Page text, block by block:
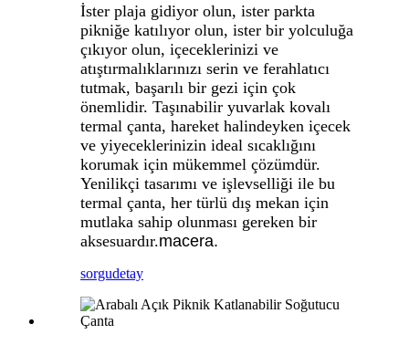
İster plaja gidiyor olun, ister parkta
pikniğe katılıyor olun, ister bir yolculuğa
çıkıyor olun, içeceklerinizi ve
atıştırmalıklarınızı serin ve ferahlatıcı
tutmak, başarılı bir gezi için çok
önemlidir. Taşınabilir yuvarlak kovalı
termal çanta, hareket halindeyken içecek
ve yiyeceklerinizin ideal sıcaklığını
korumak için mükemmel çözümdür.
Yenilikçi tasarımı ve işlevselliği ile bu
termal çanta, her türlü dış mekan için
mutlaka sahip olunması gereken bir
aksesuardır.macera.
sorgudetay